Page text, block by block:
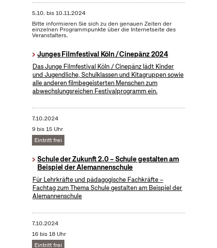
5.10. bis10.11.2024
Bitte informieren Sie sich zu den genauen Zeiten der
einzelnen Programmpunkte über die Internetseite des
Veranstalters.
Junges Filmfestival Köln / Cinepänz 2024
Das Junge Filmfestival Köln / Cinepänz lädt Kinder
und Jugendliche, Schulklassen und Kitagruppen sowie
alle anderen filmbegeisterten Menschen zum
abwechslungsreichen Festivalprogramm ein.
7.10.2024
9 bis 15 Uhr
Eintritt frei
Schule der Zukunft 2.0 – Schule gestalten am
Beispiel der Alemannenschule
Für Lehrkräfte und pädagogische Fachkräfte –
Fachtag zum Thema Schule gestalten am Beispiel der
Alemannenschule
7.10.2024
16 bis 18 Uhr
Eintritt frei